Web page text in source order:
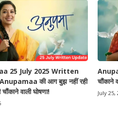
25 July 2025 Written
की आग बुझ नहीं रही
वाली घोषणा!
चौंकाने
July 25,